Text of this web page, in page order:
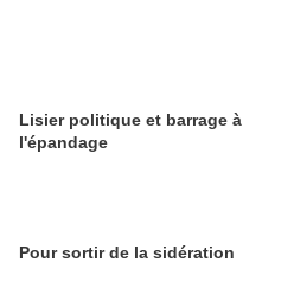
Lisier politique et barrage à
l'épandage
Pour sortir de la sidération